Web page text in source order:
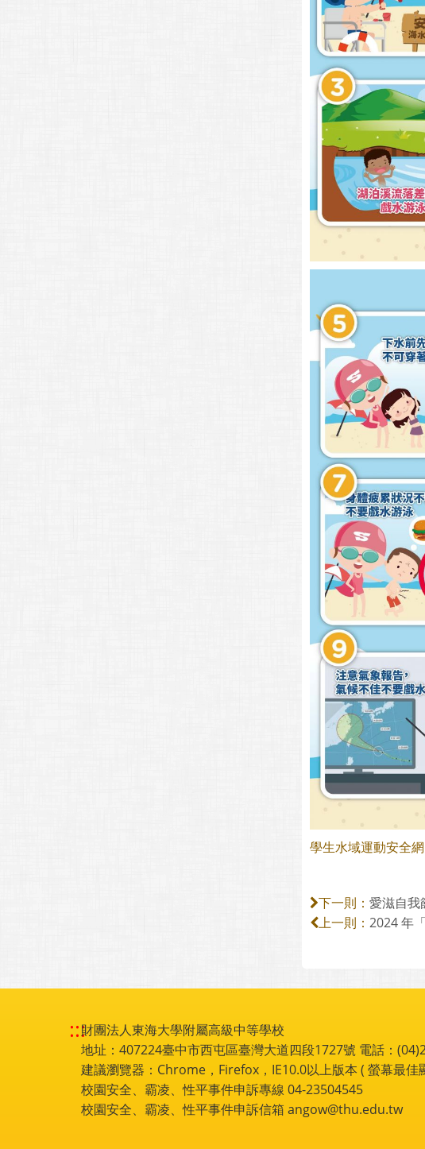
學生水域運動安全
下一則： 愛滋自我
上一則： 2024 年
:::財團法人東海大學附屬高級中等學校
地址：407224臺中市西屯區臺灣大道四段1727號 電話：
建議瀏覽器：Chrome，Firefox，IE10.0以上版本 ( 螢幕最佳
校園安全、霸凌、性平事件申訴專線 04-23504545
校園安全、霸凌、性平事件申訴信箱 angow@thu.edu.tw